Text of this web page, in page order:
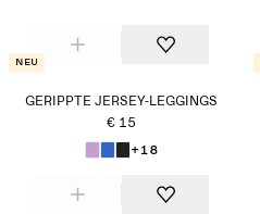
Neu
GERIPPTE JERSEY-LEGGINGS
€ 15
+18